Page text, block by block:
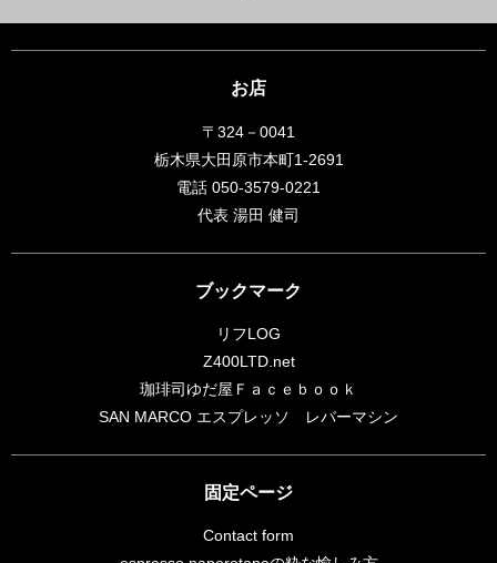
お店
〒324－0041
栃木県大田原市本町1-2691
電話 050-3579-0221
代表 湯田 健司
ブックマーク
リフLOG
Z400LTD.net
珈琲司ゆだ屋Ｆａｃｅｂｏｏｋ
SAN MARCO エスプレッソ レバーマシン
固定ページ
Contact form